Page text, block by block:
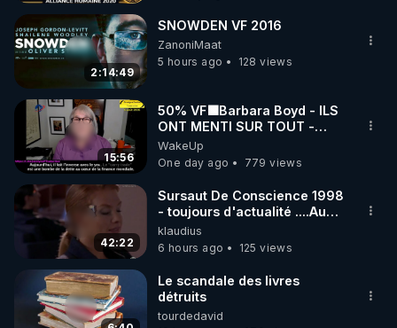
2:14:49
SNOWDEN VF 2016
ZanoniMaat
5 hours ago
128 views
15:56
50% VF🟩Barbara Boyd - ILS
ONT MENTI SUR TOUT -
Jocelyne Traduction
WakeUp
One day ago
779 views
42:22
Sursaut De Conscience 1998
- toujours d'actualité ....Au
Dela Du Réel
klaudius
6 hours ago
125 views
Le scandale des livres
détruits
tourdedavid